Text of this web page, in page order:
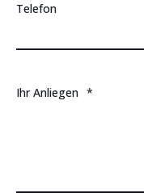
Telefon
Ihr Anliegen *